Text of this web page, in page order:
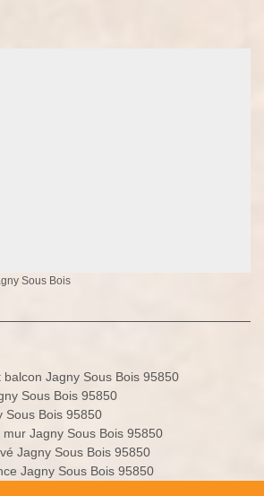
Sous Bois
Jagny Sous Bois 95850
Sous Bois 95850
Sous Bois 95850
Jagny Sous Bois 95850
Jagny Sous Bois 95850
Jagny Sous Bois 95850